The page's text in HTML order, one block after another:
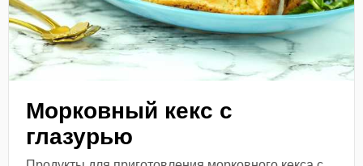
Морковный кекс с
глазурью